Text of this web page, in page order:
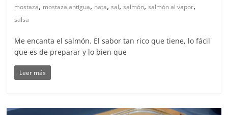
mostaza, mostaza antigua, nata,sal,salmón,salmón al vapor,
salsa
Me encanta el salmón. El sabor tan rico que tiene, lo fácil
que es de preparar y lo bien que
Leer más